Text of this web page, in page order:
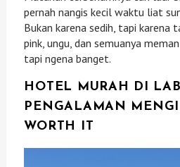
pernah nangis kecil waktu liat
Bukan karena sedih, tapi karena
pink, ungu, dan semuanya
tapi ngena banget.
HOTEL MURAH DI
PENGALAMAN
WORTH IT